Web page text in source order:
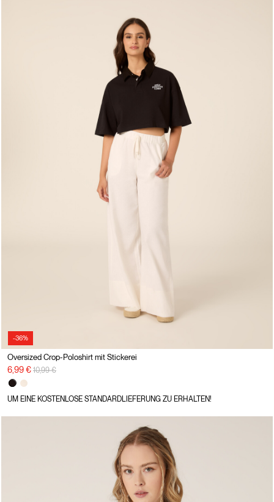
-36%
Oversized Crop-Poloshirt mit Stickerei
6,99 € Preisreduzierung von
10,99 €
UM EINE KOSTENLOSE STANDARDLIEFERUNG ZU ERHALTEN!